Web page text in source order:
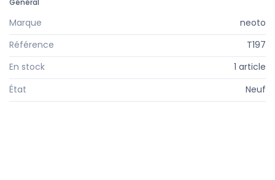
Marque
neoto
Référence
T197
En stock
1 article
État
Neuf